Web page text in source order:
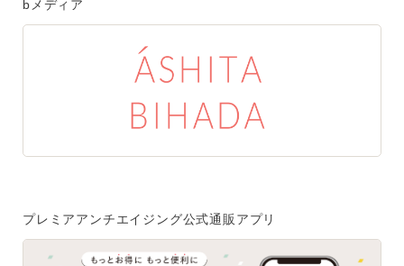
ご注文はフリーダイヤルでも承ります
受付時間 全日 9:00~18:00 ※年末年始を除く
bメディア
プレミアアンチエイジング公式通販アプリ